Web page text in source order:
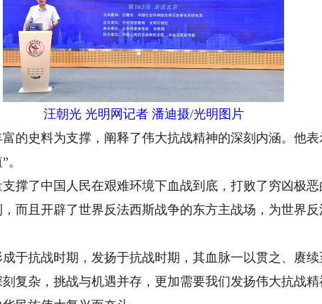
汪朝光 光明网记者 潘迪摄/光明图片
史料为支撑，阐释了伟大抗战精神的深刻内涵。他表
了中国人民在艰难环境下血战到底，打败了穷凶极恶
而且开辟了世界反法西斯战争的东方主战场，为世界
抗战时期，发扬于抗战时期，其血脉一以贯之、赓续
复杂，挑战与机遇并存，更加需要我们发扬伟大抗战